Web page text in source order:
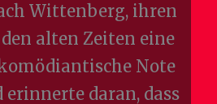
Wittenberg, ihren
alten Zeiten eine
Note
erinnerte daran, dass